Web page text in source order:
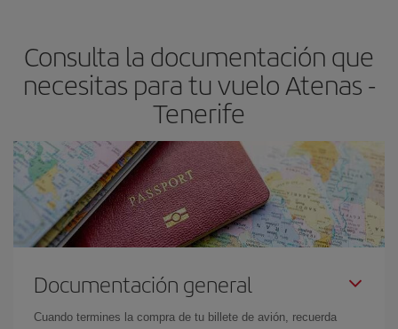
avión más baratos te saldrán. Además, si buscas los vuelos con
las fechas y los horarios del viaje un poco abiertos, podráselegir
el precio más barato.
Consulta la documentación que
necesitas para tu vuelo Atenas -
Tenerife
Documentación general
Cuando termines la compra de tu billete de avión, recuerda